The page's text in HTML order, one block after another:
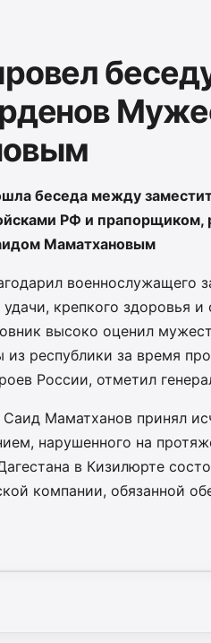
беседа между
РФ и прапорщиком,
Маматхановым
военнослужащего
крепкого здоровья и
высоко оценил
республики за время
России, отметил
Саид Маматханов принял
нарушенного на
в Кизилюрте
компании, обязанной